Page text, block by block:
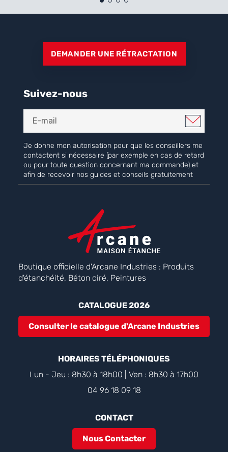
DEMANDER UNE RÉTRACTATION
Suivez-nous
Je donne mon autorisation pour que les conseillers me
contactent si nécessaire (par exemple en cas de retard
ou pour toute question concernant ma commande) et
afin de recevoir nos guides et conseils gratuitement
Boutique officielle d'Arcane Industries : Produits
d'étanchéité, Béton ciré, Peintures
CATALOGUE 2026
Consulter le catalogue d'Arcane Industries
HORAIRES TÉLÉPHONIQUES
Lun - Jeu : 8h30 à 18h00 | Ven : 8h30 à 17h00
04 96 18 09 18
CONTACT
Nous Contacter